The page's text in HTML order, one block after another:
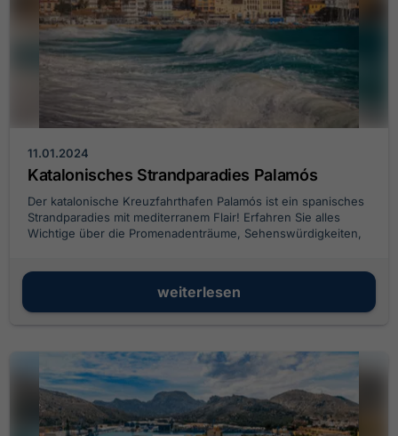
11.01.2024
Katalonisches Strandparadies Palamós
Der katalonische Kreuzfahrthafen Palamós ist ein spanisches
Strandparadies mit mediterranem Flair! Erfahren Sie alles
Wichtige über die Promenadenträume, Sehenswürdigkeiten,
weiterlesen